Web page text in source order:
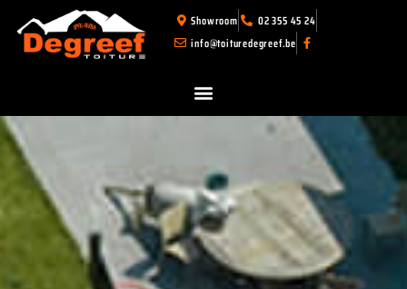
Showroom
02 355 45 24
info@toituredegreef.be